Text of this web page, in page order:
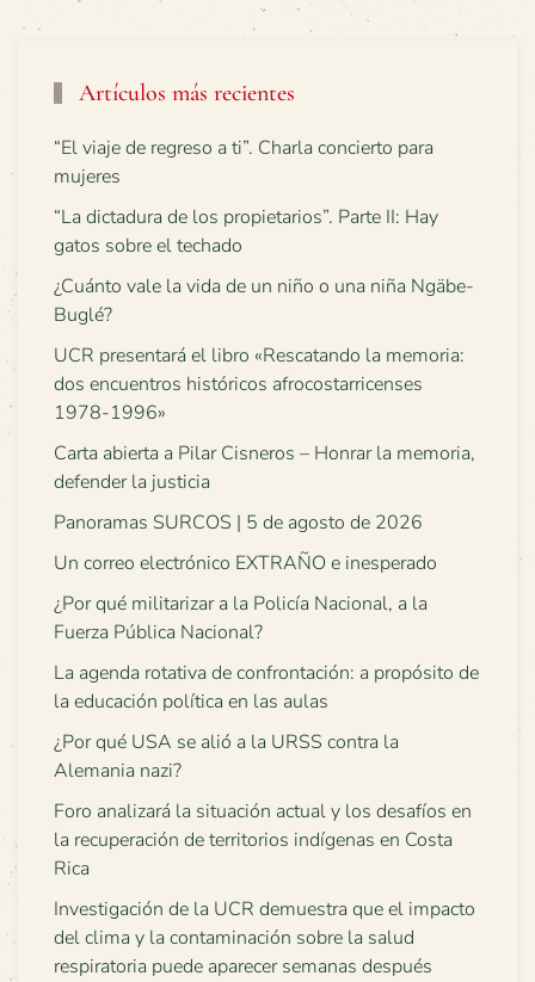
Artículos más recientes
“El viaje de regreso a ti”. Charla concierto para
mujeres
“La dictadura de los propietarios”. Parte II: Hay
gatos sobre el techado
¿Cuánto vale la vida de un niño o una niña Ngäbe-
Buglé?
UCR presentará el libro «Rescatando la memoria:
dos encuentros históricos afrocostarricenses
1978-1996»
Carta abierta a Pilar Cisneros – Honrar la memoria,
defender la justicia
Panoramas SURCOS | 5 de agosto de 2026
Un correo electrónico EXTRAÑO e inesperado
¿Por qué militarizar a la Policía Nacional, a la
Fuerza Pública Nacional?
La agenda rotativa de confrontación: a propósito de
la educación política en las aulas
¿Por qué USA se alió a la URSS contra la
Alemania nazi?
Foro analizará la situación actual y los desafíos en
la recuperación de territorios indígenas en Costa
Rica
Investigación de la UCR demuestra que el impacto
del clima y la contaminación sobre la salud
respiratoria puede aparecer semanas después